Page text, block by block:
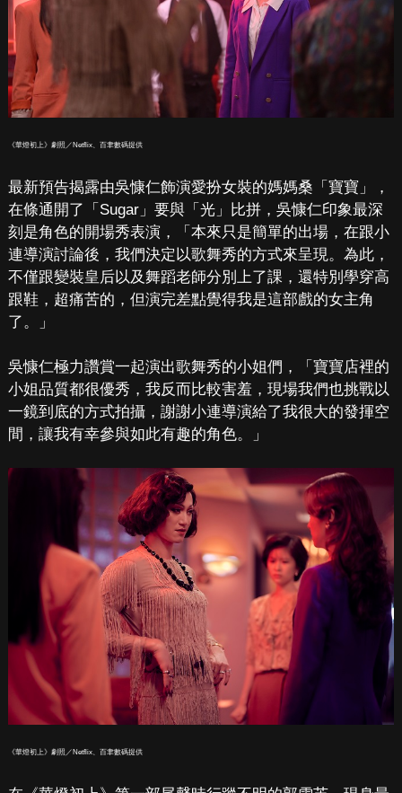
《華燈初上》劇照／Netflix、百聿數碼提供
最新預告揭露由吳慷仁飾演愛扮女裝的媽媽桑「寶寶」，
在條通開了「Sugar」要與「光」比拼，吳慷仁印象最深
刻是角色的開場秀表演，「本來只是簡單的出場，在跟小
連導演討論後，我們決定以歌舞秀的方式來呈現。為此，
不僅跟變裝皇后以及舞蹈老師分別上了課，還特別學穿高
跟鞋，超痛苦的，但演完差點覺得我是這部戲的女主角
了。」
吳慷仁極力讚賞一起演出歌舞秀的小姐們，「寶寶店裡的
小姐品質都很優秀，我反而比較害羞，現場我們也挑戰以
一鏡到底的方式拍攝，謝謝小連導演給了我很大的發揮空
間，讓我有幸參與如此有趣的角色。」
《華燈初上》劇照／Netflix、百聿數碼提供